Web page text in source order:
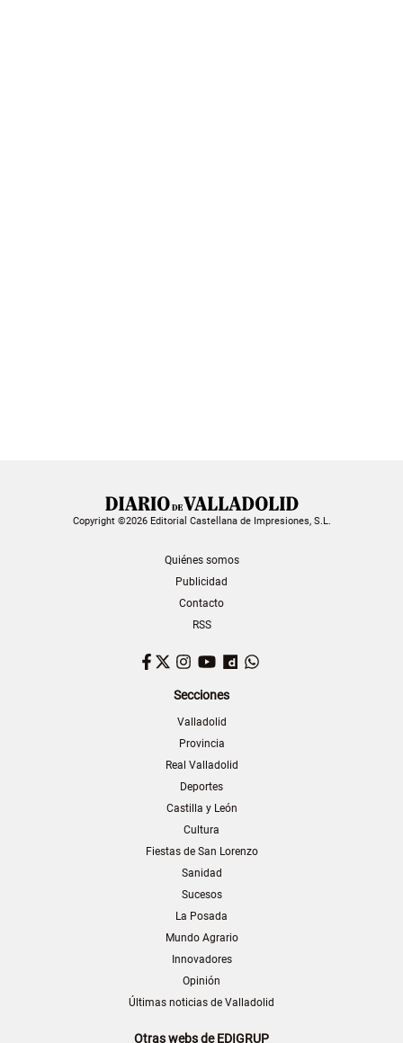
Copyright ©2026 Editorial Castellana de Impresiones, S.L.
Quiénes somos
Publicidad
Contacto
RSS
Facebook
TwitterInstagram
YouTubeDailymotion
Secciones
Valladolid
Provincia
Real Valladolid
Deportes
Castilla y León
Cultura
Fiestas de San Lorenzo
Sanidad
Sucesos
La Posada
Mundo Agrario
Innovadores
Opinión
Últimas noticias de Valladolid
Otras webs de EDIGRUP